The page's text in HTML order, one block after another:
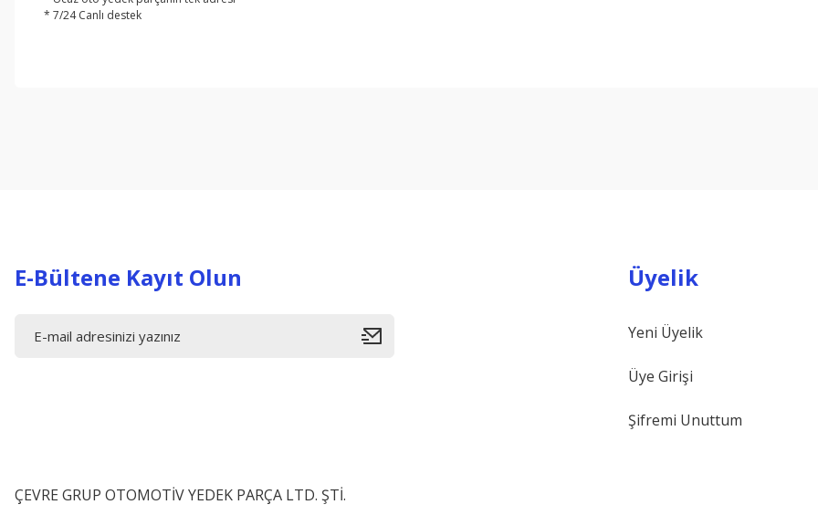
* 7/24 Canlı destek
E-Bültene Kayıt Olun
ÇEVRE GRUP OTOMOTİV YEDEK PARÇA LTD. ŞTİ.
Üyelik
Yeni Üyelik
Üye Girişi
Şifremi Unuttum